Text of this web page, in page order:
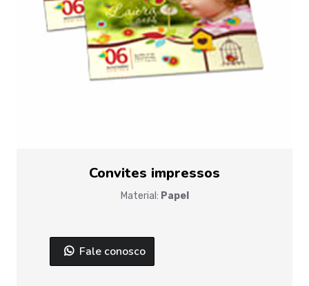
Convites impressos
Material: Papel
Fale conosco